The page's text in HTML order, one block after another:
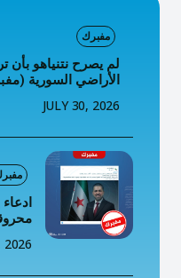
مفبرك
لم يصرح نتنياهو
الأراضي السورية
JULY 30, 2026
2026